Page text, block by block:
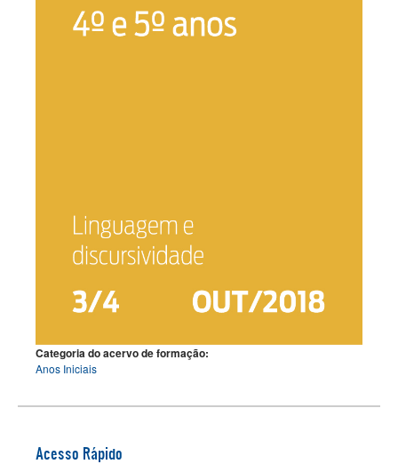
Categoria do acervo de formação:
Anos Iniciais
Acesso Rápido